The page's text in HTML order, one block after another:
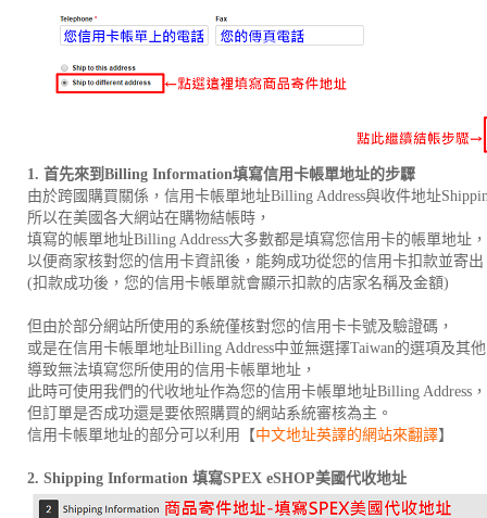
1. 首先來到Billing Information填寫信用卡帳單地址的步驟
由於跨國購買關係，信用卡帳單地址Billing Address與收件地址
所以在美國各大網站在購物結帳時，
填寫的帳單地址Billing Address大多數都是填寫您信用卡的帳單地址，
以便商家核對您的信用卡資訊後，能夠成功從您的信用卡扣款並寄出
(扣款成功後，您的信用卡帳單就會顯示扣款的店家名稱及金額)
但由於部分網站所使用的系統僅核對您的信用卡卡號及驗證碼，
或是在信用卡帳單地址Billing Address中並無選擇Taiwan的選項及其
導致無法填寫您所使用的信用卡帳單地址，
此時可使用我們的代收地址作為您的信用卡帳單地址Billing Address，
但訂單是否成功還是要依照購買的網站系統審核為主。
信用卡帳單地址的部分可以利用【中文地址英譯的網站來翻譯】
2. Shipping Information 填寫SPEX eSHOP美國代收地址